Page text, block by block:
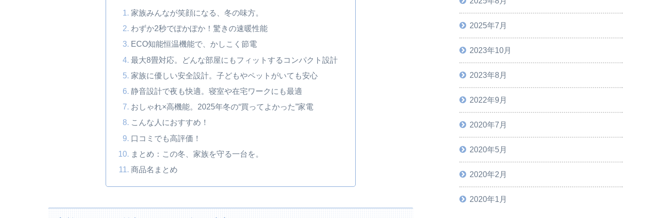
家族みんなが笑顔になる、冬の味方。
わずか2秒でぽかぽか！驚きの速暖性能
ECO知能恒温機能で、かしこく節電
最大8畳対応。どんな部屋にもフィットするコンパクト設計
家族に優しい安全設計。子どもやペットがいても安心
静音設計で夜も快適。寝室や在宅ワークにも最適
おしゃれ×高機能。2025年冬の“買ってよかった”家電
こんな人におすすめ！
口コミでも高評価！
まとめ：この冬、家族を守る一台を。
商品名まとめ
2025年7月
2023年10月
2023年8月
2022年9月
2020年7月
2020年5月
2020年2月
2020年1月